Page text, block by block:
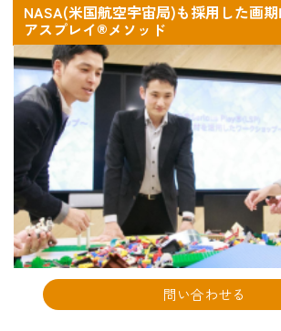
NASA(米国航空宇宙局)も採用した画
アスプレイ®メソッド
問い合わせる